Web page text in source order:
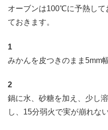
オーブンは100℃に予熱して
ておきます。
1
みかんを皮つきのまま5mm
2
鍋に水、砂糖を加え、少し
し、15分弱火で実が崩れな